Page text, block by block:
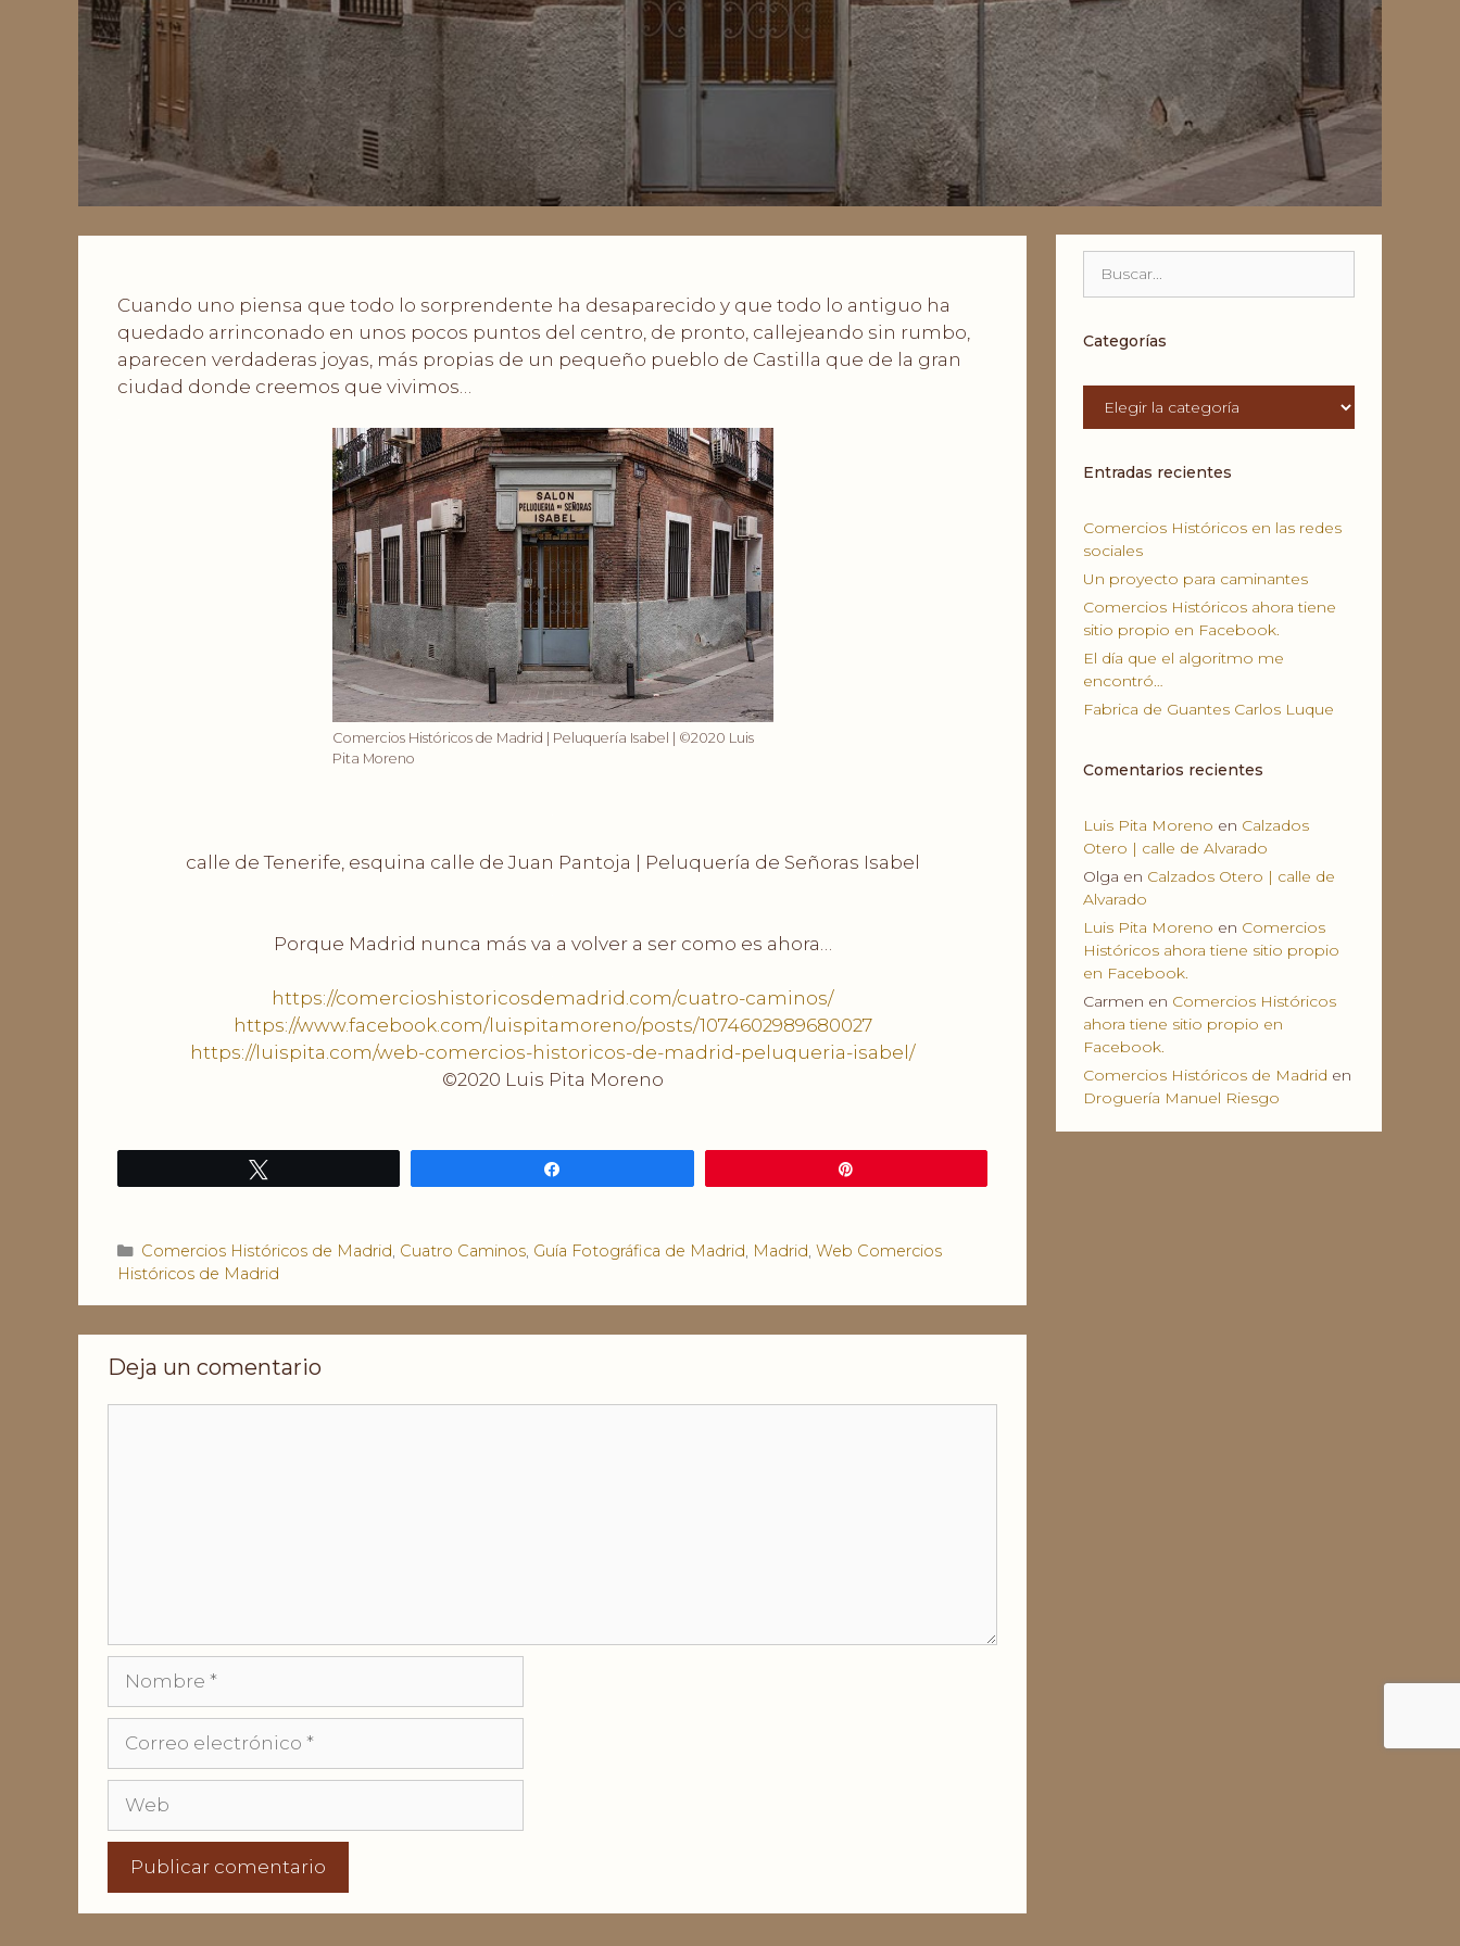
Cuando uno piensa que todo lo sorprendente ha desaparecido y que todo lo antiguo ha
quedado arrinconado en unos pocos puntos del centro, de pronto, callejeando sin rumbo,
aparecen verdaderas joyas, más propias de un pequeño pueblo de Castilla que de la gran
ciudad donde creemos que vivimos…
Comercios Históricos de Madrid | Peluquería Isabel | ©2020 Luis
Pita Moreno
calle de Tenerife, esquina calle de Juan Pantoja | Peluquería de Señoras Isabel
Porque Madrid nunca más va a volver a ser como es ahora…
https://comercioshistoricosdemadrid.com/cuatro-caminos/
https://www.facebook.com/luispitamoreno/posts/1074602989680027
https://luispita.com/web-comercios-historicos-de-madrid-peluqueria-isabel/
©2020 Luis Pita Moreno
Categorías
Comercios Históricos de Madrid, Cuatro Caminos, Guía Fotográfica de Madrid, Madrid, Web Comercios
Históricos de Madrid
Deja un comentario
electrónico
Categorías
Entradas recientes
Comercios Históricos en las redes
sociales
Un proyecto para caminantes
Comercios Históricos ahora tiene
sitio propio en Facebook.
El día que el algoritmo me
encontró…
Fabrica de Guantes Carlos Luque
Comentarios recientes
Luis Pita Moreno en Calzados
Otero | calle de Alvarado
Olga en Calzados Otero | calle de
Alvarado
Luis Pita Moreno en Comercios
Históricos ahora tiene sitio propio
en Facebook.
Carmen en Comercios Históricos
ahora tiene sitio propio en
Facebook.
Comercios Históricos de Madrid en
Droguería Manuel Riesgo